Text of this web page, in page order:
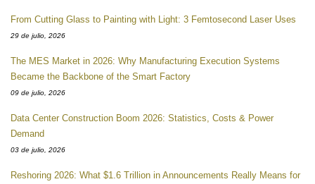
From Cutting Glass to Painting with Light: 3 Femtosecond Laser Uses
29 de julio, 2026
The MES Market in 2026: Why Manufacturing Execution Systems
Became the Backbone of the Smart Factory
09 de julio, 2026
Data Center Construction Boom 2026: Statistics, Costs & Power
Demand
03 de julio, 2026
Reshoring 2026: What $1.6 Trillion in Announcements Really Means for